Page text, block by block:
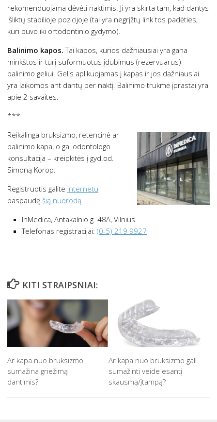
rekomenduojama dėvėti naktimis. Ji yra skirta tam, kad dantys
išliktų stabilioje pozicijoje (tai yra negrįžtų link tos padėties,
kuri buvo iki ortodontinio gydymo).
Balinimo kapos. Tai kapos, kurios dažniausiai yra gana
minkštos ir turį suformuotus įdubimus (rezervuarus)
balinimo geliui. Gelis aplikuojamas į kapas ir jos dažniausiai
yra laikomos ant dantų per naktį. Balinimo trukmė įprastai yra
apie 2 savaites.
***
Reikalinga bruksizmo, retencinė ar
balinimo kapa, o gal odontologo
konsultacija – kreipkitės į gyd.od.
Simoną Korop:
Registruotis galite internetu
paspaudę šią nuorodą
InMedica, Antakalnio g. 48A, Vilnius.
Telefonas registracijai: (0-5) 219 9927
KITI STRAIPSNIAI:
Ar kapa nuo bruksizmo
sumažina griežimą
dantimis?
Ar kapa nuo bruksizmo gali
sumažinti veide esantį
skausmą/įtampą?